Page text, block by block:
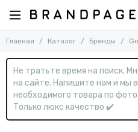
Назад
Бренды
Смотреть все бренды
0-9
13DE Marzo
A
Главная Каталог Бренды
Не тратьте время на поиск.
на сайте. Напишите нам и мы
необходимого товара по
Только люкс качество ✔️